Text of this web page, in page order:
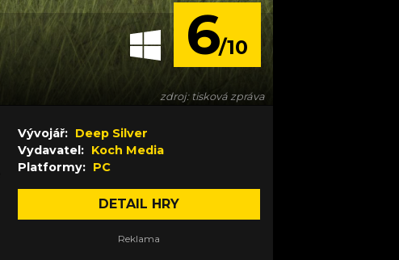
6/10
zdroj: tisková zpráva
Vývojář: Deep Silver
Vydavatel: Koch Media
Platformy: PC
DETAIL HRY